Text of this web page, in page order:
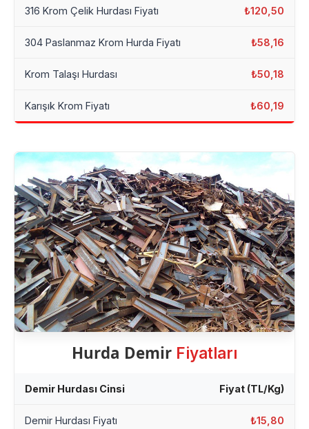
316 Krom Çelik Hurdası Fiyatı ₺120,50
304 Paslanmaz Krom Hurda Fiyatı ₺58,16
Krom Talaşı Hurdası ₺50,18
Karışık Krom Fiyatı ₺60,19
Hurda Demir Fiyatları
Demir Hurdası Cinsi Fiyat (TL/Kg)
Demir Hurdası Fiyatı ₺15,80